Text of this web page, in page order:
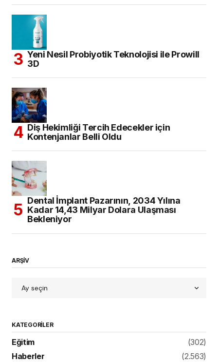
Yeni Nesil Probiyotik Teknolojisi ile Prowill
3D
Diş Hekimliği Tercih Edecekler için
Kontenjanlar Belli Oldu
Dental İmplant Pazarının, 2034 Yılına
Kadar 14,43 Milyar Dolara Ulaşması
Bekleniyor
ARŞİV
KATEGORILER
Eğitim
(302)
Haberler
(2.563)